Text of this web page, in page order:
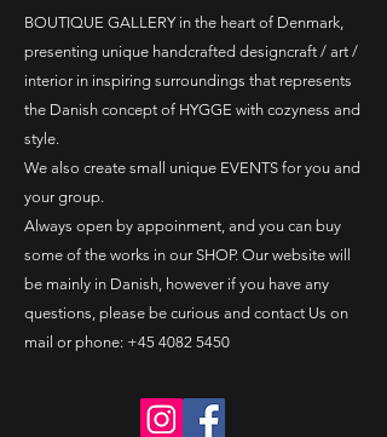
BOUTIQUE GALLERY in the heart of Denmark,
presenting unique handcrafted designcraft / art /
interior in inspiring surroundings that represents
the Danish concept of HYGGE with cozyness and
style.
We also create small unique EVENTS for you and
your group.
Always open by appoinment, and you can buy
some of the works in our SHOP. Our website will
be mainly in Danish, however if you have any
questions, please be curious and contact Us on
mail or phone: +45 4082 5450